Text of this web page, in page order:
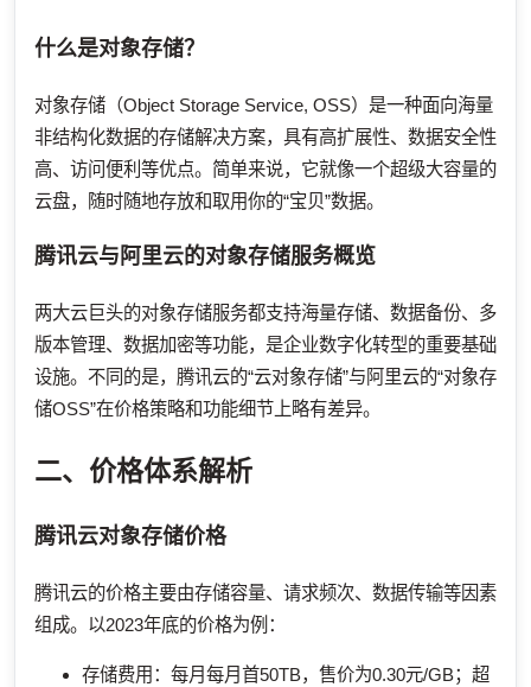
什么是对象存储？
对象存储（Object Storage Service, OSS）是一种面向海量
非结构化数据的存储解决方案，具有高扩展性、数据安全性
高、访问便利等优点。简单来说，它就像一个超级大容量的
云盘，随时随地存放和取用你的“宝贝”数据。
腾讯云与阿里云的对象存储服务概览
两大云巨头的对象存储服务都支持海量存储、数据备份、多
版本管理、数据加密等功能，是企业数字化转型的重要基础
设施。不同的是，腾讯云的“云对象存储”与阿里云的“对象存
储OSS”在价格策略和功能细节上略有差异。
二、价格体系解析
腾讯云对象存储价格
腾讯云的价格主要由存储容量、请求频次、数据传输等因素
组成。以2023年底的价格为例：
存储费用：每月每月首50TB，售价为0.30元/GB；超